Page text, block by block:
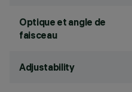
Optique et angle de
faisceau
Adjustability